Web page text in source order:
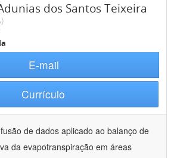
dos Santos Teixeira
E-mail
Currículo
fusão de dados aplicado ao balanço de
da evapotranspiração em áreas